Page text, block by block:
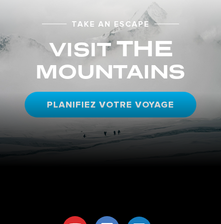
TAKE AN ESCAPE
VISITTHE
MOUNTAINS
PLANIFIEZ VOTRE VOYAGE